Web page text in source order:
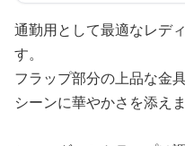
通勤用として最適なレデ
す。
フラップ部分の上品な金
シーンに華やかさを添えま